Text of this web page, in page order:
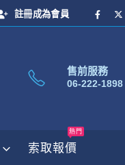
註冊成為會員
售前服務
06-222-1898
索取報價
熱門